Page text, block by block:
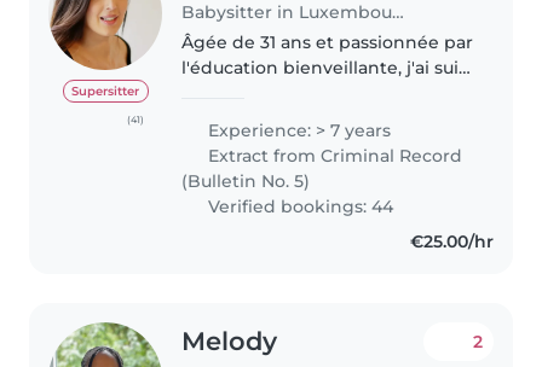
Supersitter
(41)
Babysitter in Luxembourg
Âgée de 31 ans et passionnée par
l'éducation bienveillante, j'ai suivi
Montessori, pour laquelle je
détiens une attestation, ainsi
qu'une formation de..
Experience: > 7 years
Extract from Criminal Record
(Bulletin No. 5)
Verified bookings: 44
€25.00/hr
Melody 2